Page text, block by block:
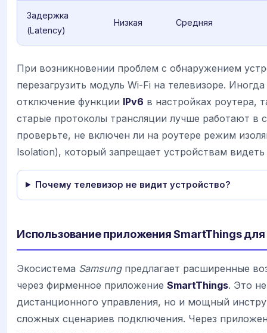
Задержка
(Latency)
Низкая Средняя
При возникновении проблем с обнаружением
перезагрузить модуль Wi-Fi на телевизоре.
отключение функции IPv6 в настройках роутера,
старые протоколы трансляции лучше работают в
проверьте, не включен ли на роутере режим
Isolation), который запрещает устройствам видеть
Почему телевизор не видит устройство?
Использование приложения SmartThings для
Экосистема Samsungпредлагает расширенные
через фирменное приложение SmartThings. Это
дистанционного управления, но и мощный
сложных сценариев подключения. Через